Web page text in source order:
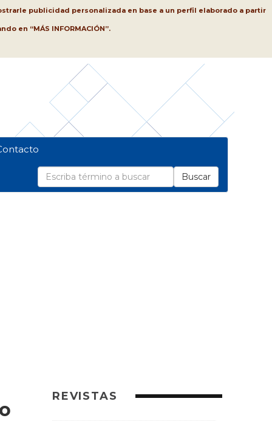
publicidad personalizada en base a un perfil elaborado a partir
en “MÁS INFORMACIÓN”.
Buscar
REVISTAS